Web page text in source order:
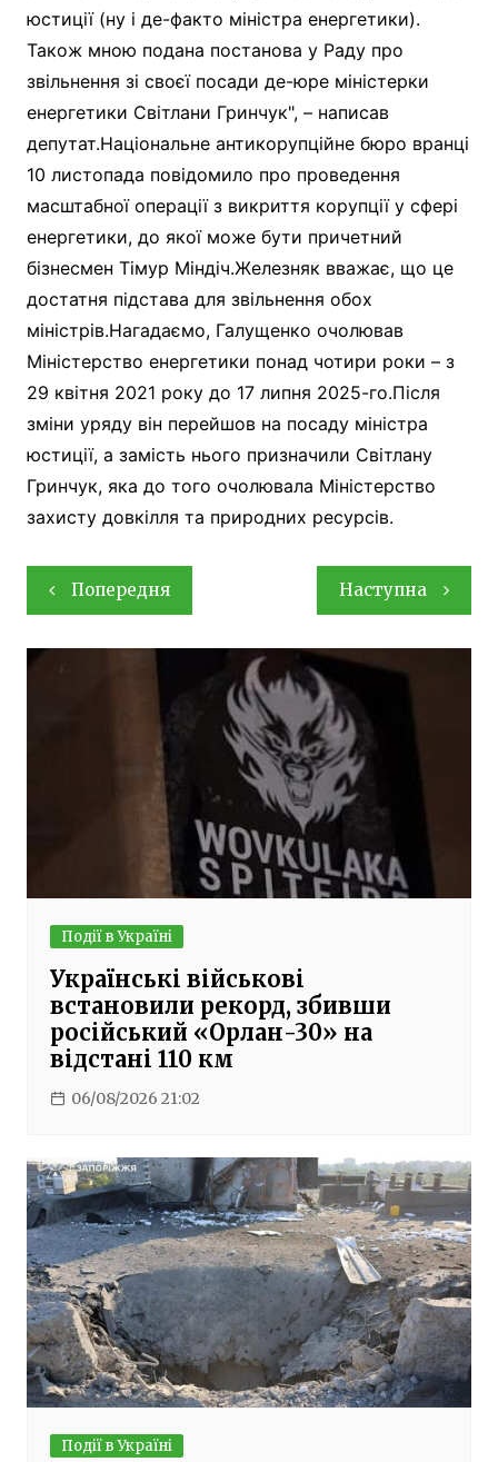
юстиції (ну і де-факто міністра енергетики).
Також мною подана постанова у Раду про
звільнення зі своєї посади де-юре міністерки
енергетики Світлани Гринчук", – написав
депутат.Національне антикорупційне бюро вранці
10 листопада повідомило про проведення
масштабної операції з викриття корупції у сфері
енергетики, до якої може бути причетний
бізнесмен Тімур Міндіч.Железняк вважає, що це
достатня підстава для звільнення обох
міністрів.Нагадаємо, Галущенко очолював
Міністерство енергетики понад чотири роки – з
29 квітня 2021 року до 17 липня 2025-го.Після
зміни уряду він перейшов на посаду міністра
юстиції, а замість нього призначили Світлану
Гринчук, яка до того очолювала Міністерство
захисту довкілля та природних ресурсів.
Навігація
записів
Попередня Наступна
Події в Україні
Українські військові
встановили рекорд, збивши
російський «Орлан-30» на
відстані 110 км
06/08/2026 21:02
Події в Україні